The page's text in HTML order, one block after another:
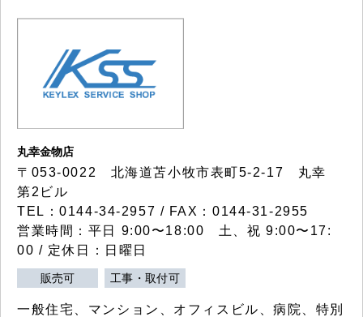
丸幸金物店
〒053-0022 北海道苫小牧市表町5-2-17 丸幸
第2ビル
TEL：0144-34-2957 / FAX：0144-31-2955
営業時間：平日 9:00〜18:00 土、祝 9:00〜17:
00 / 定休日：日曜日
販売可 工事・取付可
一般住宅、マンション、オフィスビル、病院、特別